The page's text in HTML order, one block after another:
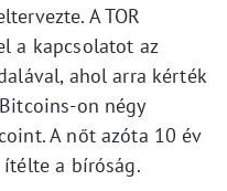
A TOR
a kapcsolatot az
ahol arra kérték
on négy
A nőt azóta 10 év
a bíróság.